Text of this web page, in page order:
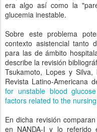
era algo así como la
glucemia inestable.
Sobre este problema
contexto asistencial tanto
para las de ámbito
describe la revisión
Tsukamoto, Lopes y
Revista Latino-Americana
for unstable blood
factors related to the
En dicha revisión
en NANDA-I y lo referido